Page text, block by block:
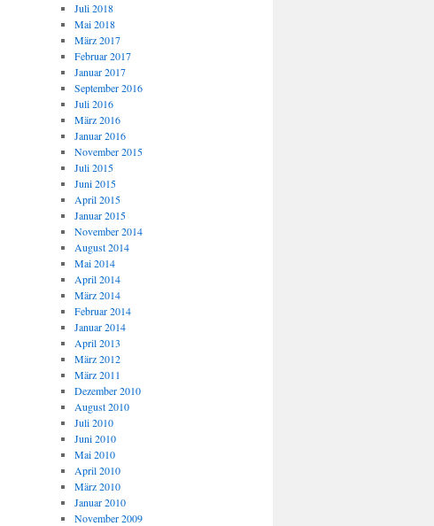
Juli 2018
Mai 2018
März 2017
Februar 2017
Januar 2017
September 2016
Juli 2016
März 2016
Januar 2016
November 2015
Juli 2015
Juni 2015
April 2015
Januar 2015
November 2014
August 2014
Mai 2014
April 2014
März 2014
Februar 2014
Januar 2014
April 2013
März 2012
März 2011
Dezember 2010
August 2010
Juli 2010
Juni 2010
Mai 2010
April 2010
März 2010
Januar 2010
November 2009